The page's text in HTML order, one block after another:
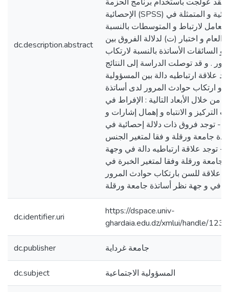
dc.description.abstract
الإحصائية (SPSS) للمعالجة الإحصائية و المتمثلة في
لارتباط و المتوسطات بالنسبة
العام و اختبار (ت) لدلالة الفروق بين
و السائقات الأساتذة بالنسبة لارتكاب
. و قد توصلت الدراسة إلى النتائج
علاقة ارتباطيه دالة بين المسؤولية
و ارتكاب حوادث المرور لدى أساتذة
من خلال الأبعاد التالية : الإفراط في
و الانتباه و إهمال إشارات و
. - توجد فروق ذات دلالة إحصائية في
جامعة ورقلة و فقا لمتغير الجنس
- توجد علاقة ارتباطيه دالة في وجهة
جامعة ورقلة وفقا لمتغير الخبرة في
علاقة للسن بارتكاب حوادث المرور
dc.identifier.uri
https://dspace.univ-
ghardaia.edu.dz/xmlui/handle/
dc.publisher جامعة غرداية
dc.subject المسؤولية الاجتماعية